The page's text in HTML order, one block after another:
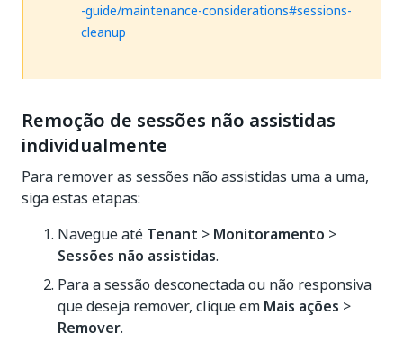
-guide/maintenance-considerations#sessions-
cleanup
Remoção de sessões não assistidas
individualmente
Para remover as sessões não assistidas uma a uma,
siga estas etapas:
Navegue até Tenant > Monitoramento >
Sessões não assistidas.
Para a sessão desconectada ou não responsiva
que deseja remover, clique em Mais ações >
Remover.